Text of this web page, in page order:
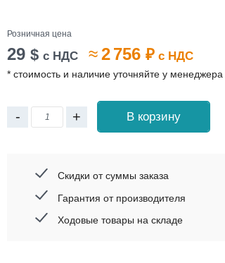
Розничная цена
29 $ с НДС ≈2 756 ₽ с НДС
* стоимость и наличие уточняйте у менеджера
- + В корзину
Скидки от суммы заказа
Гарантия от производителя
Ходовые товары на складе